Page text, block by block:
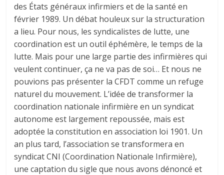
des États généraux infirmiers et de la santé en
février 1989. Un débat houleux sur la structuration
a lieu. Pour nous, les syndicalistes de lutte, une
coordination est un outil éphémère, le temps de la
lutte. Mais pour une large partie des infirmières qui
veulent continuer, ça ne va pas de soi… Et nous ne
pouvions pas présenter la CFDT comme un refuge
naturel du mouvement. L’idée de transformer la
coordination nationale infirmière en un syndicat
autonome est largement repoussée, mais est
adoptée la constitution en association loi 1901. Un
an plus tard, l’association se transformera en
syndicat CNI (Coordination Nationale Infirmière),
une captation du sigle que nous avons dénoncé et